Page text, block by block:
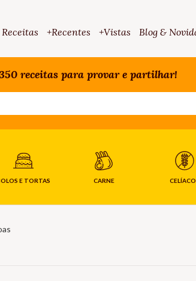
Receitas +Recentes +Vistas Blog &
receitas para provar e partilhar!
E TORTAS CARNE